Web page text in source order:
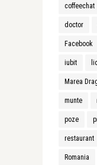
coffeechat
doctor
Facebook
iubit
Marea
munte
poze
restaurant
Romania